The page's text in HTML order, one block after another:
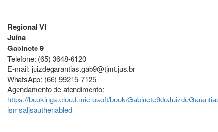
Regional VI
Juína
Gabinete 9
Telefone: (65) 3648-6120
E-mail: juizdegarantias.gab9@tjmt.jus.br
WhatsApp: (66) 99215-7125
Agendamento de atendimento:
https://bookings.cloud.microsoft/book/
ismsaljsauthenabled